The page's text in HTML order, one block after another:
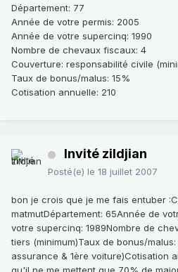
Département: 77
Année de votre permis: 2005
Année de votre supercinq: 1990
Nombre de chevaux fiscaux: 4
Couverture: responsabilité civile
Taux de bonus/malus: 15%
Cotisation annuelle: 210
Invité zildjian
Posté(e) le 18 juillet 2007
bon je crois que je me fais entuber
matmutDépartement: 65Année de
votre supercinq: 1989Nombre de
tiers (minimum)Taux de bonus/
assurance & 1ère voiture)Cotisation
qu'il ne me mettent que 70% de